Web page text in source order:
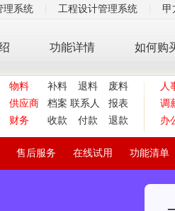
理系统 工程设计管理系统 甲
功能详情 如何购
物料 补料 退料
废料
供应商
档案 联系人
报表
财务
收款 付款 退款
人
调
办
售后服务 在线试用 功能清单